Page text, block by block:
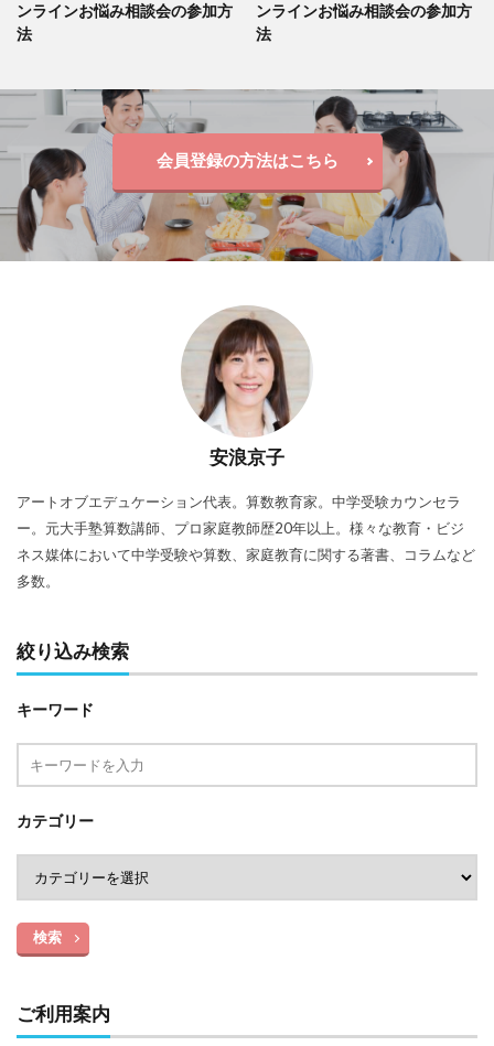
ンラインお悩み相談会の参加方
法
ンラインお悩み相談会の参加方
法
会員登録の方法はこちら
安浪京子
アートオブエデュケーション代表。算数教育家。中学受験カウンセラ
ー。元大手塾算数講師、プロ家庭教師歴20年以上。様々な教育・ビジ
ネス媒体において中学受験や算数、家庭教育に関する著書、コラムなど
多数。
絞り込み検索
キーワード
カテゴリー
検索
ご利用案内